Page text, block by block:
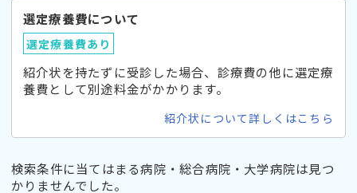
選定療養費について
選定療養費あり
紹介状を持たずに受診した場合、診療費の他に選定療
養費として別途料金がかかります。
紹介状について詳しくはこちら
検索条件に当てはまる病院・総合病院・大学病院は見つ
かりませんでした。